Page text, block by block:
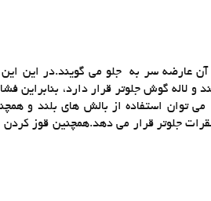
عارضه سر به جلو می گویند.در این این
لاله گوش جلوتر قرار دارد، بنابراین
توان استفاده از بالش های بلند و
جلوتر قرار می دهد.همچنین قوز کردن